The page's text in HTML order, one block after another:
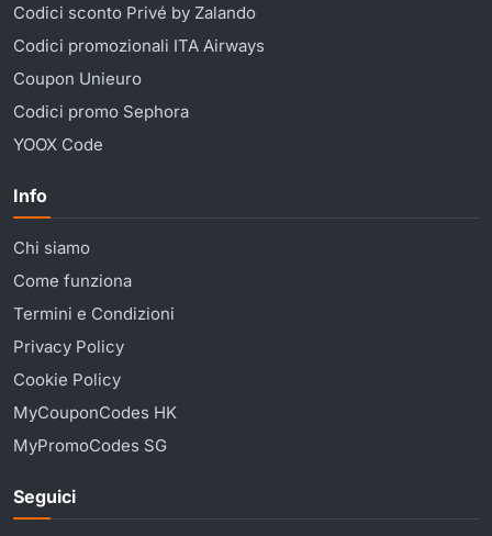
Codici sconto Privé by Zalando
Codici promozionali ITA Airways
Coupon Unieuro
Codici promo Sephora
YOOX Code
Info
Chi siamo
Come funziona
Termini e Condizioni
Privacy Policy
Cookie Policy
MyCouponCodes HK
MyPromoCodes SG
Seguici